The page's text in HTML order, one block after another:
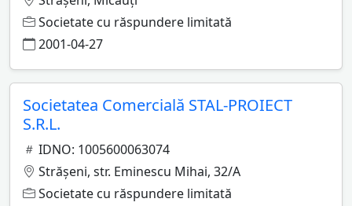
Societate cu răspundere limitată
2001-04-27
Societatea Comercială STAL-PROIECT
S.R.L.
IDNO: 1005600063074
Străşeni, str. Eminescu Mihai, 32/A
Societate cu răspundere limitată